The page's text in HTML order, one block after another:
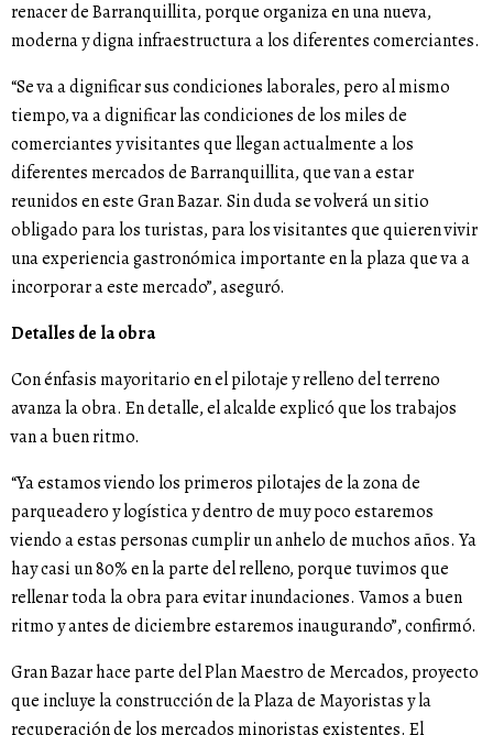
renacer de Barranquillita, porque organiza en una nueva,
moderna y digna infraestructura a los diferentes comerciantes.
“Se va a dignificar sus condiciones laborales, pero al mismo
tiempo, va a dignificar las condiciones de los miles de
comerciantes y visitantes que llegan actualmente a los
diferentes mercados de Barranquillita, que van a estar
reunidos en este Gran Bazar. Sin duda se volverá un sitio
obligado para los turistas, para los visitantes que quieren vivir
una experiencia gastronómica importante en la plaza que va a
incorporar a este mercado”, aseguró.
Detalles de la obra
Con énfasis mayoritario en el pilotaje y relleno del terreno
avanza la obra. En detalle, el alcalde explicó que los trabajos
van a buen ritmo.
“Ya estamos viendo los primeros pilotajes de la zona de
parqueadero y logística y dentro de muy poco estaremos
viendo a estas personas cumplir un anhelo de muchos años. Ya
hay casi un 80% en la parte del relleno, porque tuvimos que
rellenar toda la obra para evitar inundaciones. Vamos a buen
ritmo y antes de diciembre estaremos inaugurando”, confirmó.
Gran Bazar hace parte del Plan Maestro de Mercados, proyecto
que incluye la construcción de la Plaza de Mayoristas y la
recuperación de los mercados minoristas existentes. El